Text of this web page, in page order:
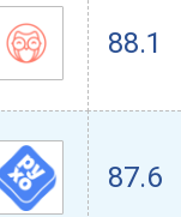
88.1
87.6